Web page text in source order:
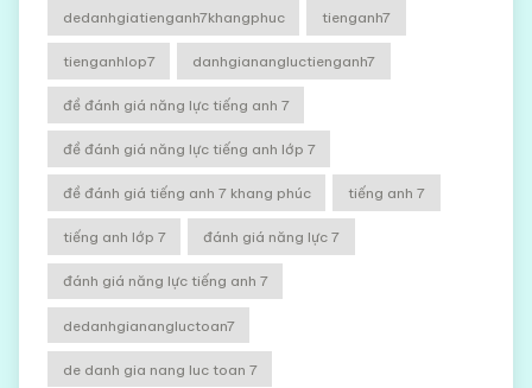
dedanhgiatienganh7khangphuc tienganh7
tienganhlop7 danhgianangluctienganh7
đề đánh giá năng lực tiếng anh 7
đề đánh giá năng lực tiếng anh lớp 7
đề đánh giá tiếng anh 7 khang phúc tiếng anh 7
tiếng anh lớp 7 đánh giá năng lực 7
đánh giá năng lực tiếng anh 7
dedanhgianangluctoan7
de danh gia nang luc toan 7